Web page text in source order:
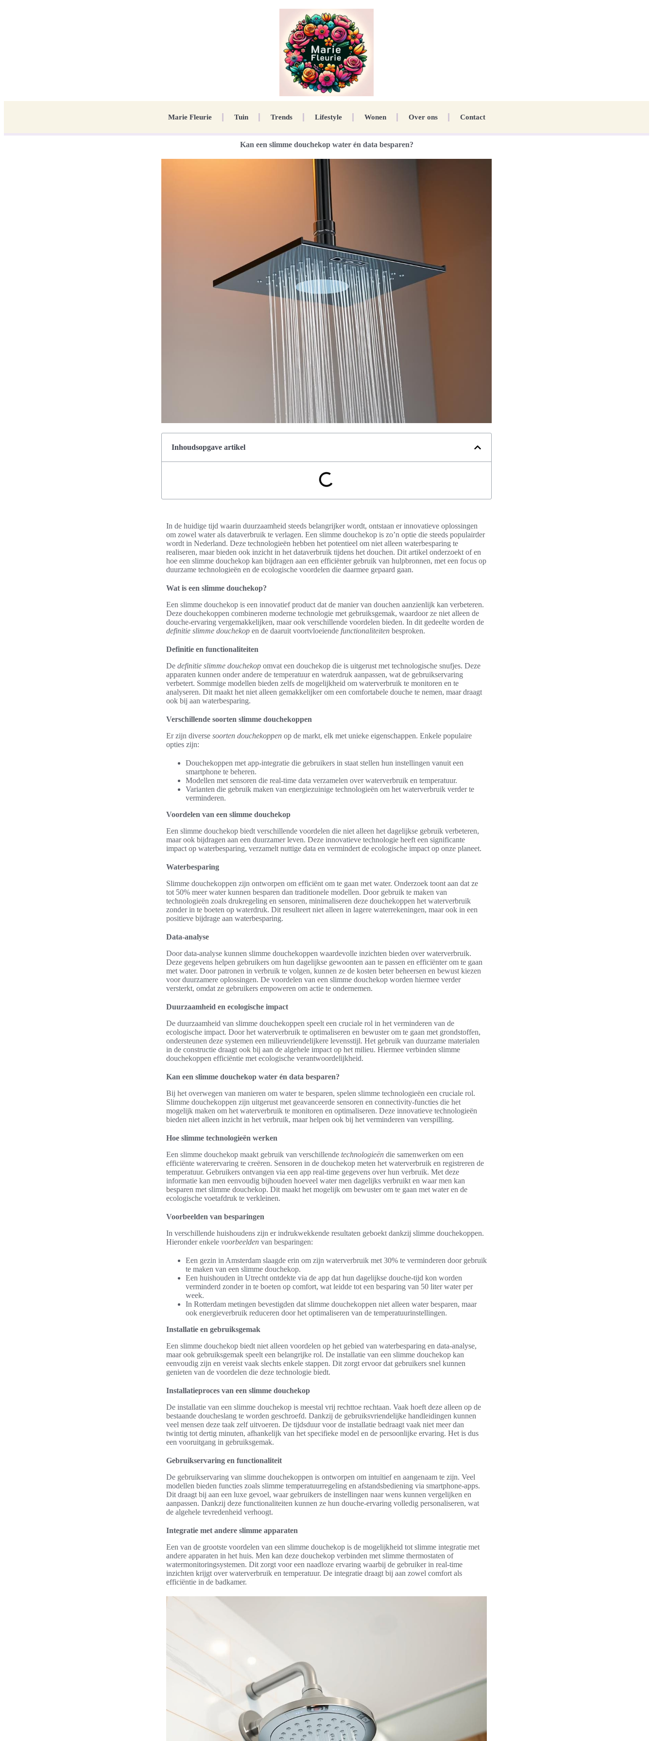
Marie Fleurie Tuin Trends Lifestyle Wonen Over ons Contact
Kan een slimme douchekop water én data besparen?
Inhoudsopgave artikel
In de huidige tijd waarin duurzaamheid steeds belangrijker wordt, ontstaan er innovatieve oplossingen
om zowel water als dataverbruik te verlagen. Een slimme douchekop is zo’n optie die steeds populairder
wordt in Nederland. Deze technologieën hebben het potentieel om niet alleen waterbesparing te
realiseren, maar bieden ook inzicht in het dataverbruik tijdens het douchen. Dit artikel onderzoekt of en
hoe een slimme douchekop kan bijdragen aan een efficiënter gebruik van hulpbronnen, met een focus op
duurzame technologieën en de ecologische voordelen die daarmee gepaard gaan.
Wat is een slimme douchekop?
Een slimme douchekop is een innovatief product dat de manier van douchen aanzienlijk kan verbeteren.
Deze douchekoppen combineren moderne technologie met gebruiksgemak, waardoor ze niet alleen de
douche-ervaring vergemakkelijken, maar ook verschillende voordelen bieden. In dit gedeelte worden de
definitie slimme douchekop en de daaruit voortvloeiende functionaliteiten besproken.
Definitie en functionaliteiten
De definitie slimme douchekop omvat een douchekop die is uitgerust met technologische snufjes. Deze
apparaten kunnen onder andere de temperatuur en waterdruk aanpassen, wat de gebruikservaring
verbetert. Sommige modellen bieden zelfs de mogelijkheid om waterverbruik te monitoren en te
analyseren. Dit maakt het niet alleen gemakkelijker om een comfortabele douche te nemen, maar draagt
ook bij aan waterbesparing.
Verschillende soorten slimme douchekoppen
Er zijn diverse soorten douchekoppen op de markt, elk met unieke eigenschappen. Enkele populaire
opties zijn:
Douchekoppen met app-integratie die gebruikers in staat stellen hun instellingen vanuit een
smartphone te beheren.
Modellen met sensoren die real-time data verzamelen over waterverbruik en temperatuur.
Varianten die gebruik maken van energiezuinige technologieën om het waterverbruik verder te
verminderen.
Voordelen van een slimme douchekop
Een slimme douchekop biedt verschillende voordelen die niet alleen het dagelijkse gebruik verbeteren,
maar ook bijdragen aan een duurzamer leven. Deze innovatieve technologie heeft een significante
impact op waterbesparing, verzamelt nuttige data en vermindert de ecologische impact op onze planeet.
Waterbesparing
Slimme douchekoppen zijn ontworpen om efficiënt om te gaan met water. Onderzoek toont aan dat ze
tot 50% meer water kunnen besparen dan traditionele modellen. Door gebruik te maken van
technologieën zoals drukregeling en sensoren, minimaliseren deze douchekoppen het waterverbruik
zonder in te boeten op waterdruk. Dit resulteert niet alleen in lagere waterrekeningen, maar ook in een
positieve bijdrage aan waterbesparing.
Data-analyse
Door data-analyse kunnen slimme douchekoppen waardevolle inzichten bieden over waterverbruik.
Deze gegevens helpen gebruikers om hun dagelijkse gewoonten aan te passen en efficiënter om te gaan
met water. Door patronen in verbruik te volgen, kunnen ze de kosten beter beheersen en bewust kiezen
voor duurzamere oplossingen. De voordelen van een slimme douchekop worden hiermee verder
versterkt, omdat ze gebruikers empoweren om actie te ondernemen.
Duurzaamheid en ecologische impact
De duurzaamheid van slimme douchekoppen speelt een cruciale rol in het verminderen van de
ecologische impact. Door het waterverbruik te optimaliseren en bewuster om te gaan met grondstoffen,
ondersteunen deze systemen een milieuvriendelijkere levensstijl. Het gebruik van duurzame materialen
in de constructie draagt ook bij aan de algehele impact op het milieu. Hiermee verbinden slimme
douchekoppen efficiëntie met ecologische verantwoordelijkheid.
Kan een slimme douchekop water én data besparen?
Bij het overwegen van manieren om water te besparen, spelen slimme technologieën een cruciale rol.
Slimme douchekoppen zijn uitgerust met geavanceerde sensoren en connectivity-functies die het
mogelijk maken om het waterverbruik te monitoren en optimaliseren. Deze innovatieve technologieën
bieden niet alleen inzicht in het verbruik, maar helpen ook bij het verminderen van verspilling.
Hoe slimme technologieën werken
Een slimme douchekop maakt gebruik van verschillende technologieën die samenwerken om een
efficiënte waterervaring te creëren. Sensoren in de douchekop meten het waterverbruik en registreren de
temperatuur. Gebruikers ontvangen via een app real-time gegevens over hun verbruik. Met deze
informatie kan men eenvoudig bijhouden hoeveel water men dagelijks verbruikt en waar men kan
besparen met slimme douchekop. Dit maakt het mogelijk om bewuster om te gaan met water en de
ecologische voetafdruk te verkleinen.
Voorbeelden van besparingen
In verschillende huishoudens zijn er indrukwekkende resultaten geboekt dankzij slimme douchekoppen.
Hieronder enkele voorbeelden van besparingen:
Een gezin in Amsterdam slaagde erin om zijn waterverbruik met 30% te verminderen door gebruik
te maken van een slimme douchekop.
Een huishouden in Utrecht ontdekte via de app dat hun dagelijkse douche-tijd kon worden
verminderd zonder in te boeten op comfort, wat leidde tot een besparing van 50 liter water per
week.
In Rotterdam metingen bevestigden dat slimme douchekoppen niet alleen water besparen, maar
ook energieverbruik reduceren door het optimaliseren van de temperatuurinstellingen.
Installatie en gebruiksgemak
Een slimme douchekop biedt niet alleen voordelen op het gebied van waterbesparing en data-analyse,
maar ook gebruiksgemak speelt een belangrijke rol. De installatie van een slimme douchekop kan
eenvoudig zijn en vereist vaak slechts enkele stappen. Dit zorgt ervoor dat gebruikers snel kunnen
genieten van de voordelen die deze technologie biedt.
Installatieproces van een slimme douchekop
De installatie van een slimme douchekop is meestal vrij rechttoe rechtaan. Vaak hoeft deze alleen op de
bestaande doucheslang te worden geschroefd. Dankzij de gebruiksvriendelijke handleidingen kunnen
veel mensen deze taak zelf uitvoeren. De tijdsduur voor de installatie bedraagt vaak niet meer dan
twintig tot dertig minuten, afhankelijk van het specifieke model en de persoonlijke ervaring. Het is dus
een vooruitgang in gebruiksgemak.
Gebruikservaring en functionaliteit
De gebruikservaring van slimme douchekoppen is ontworpen om intuïtief en aangenaam te zijn. Veel
modellen bieden functies zoals slimme temperatuurregeling en afstandsbediening via smartphone-apps.
Dit draagt bij aan een luxe gevoel, waar gebruikers de instellingen naar wens kunnen vergelijken en
aanpassen. Dankzij deze functionaliteiten kunnen ze hun douche-ervaring volledig personaliseren, wat
de algehele tevredenheid verhoogt.
Integratie met andere slimme apparaten
Een van de grootste voordelen van een slimme douchekop is de mogelijkheid tot slimme integratie met
andere apparaten in het huis. Men kan deze douchekop verbinden met slimme thermostaten of
watermonitoringsystemen. Dit zorgt voor een naadloze ervaring waarbij de gebruiker in real-time
inzichten krijgt over waterverbruik en temperatuur. De integratie draagt bij aan zowel comfort als
efficiëntie in de badkamer.